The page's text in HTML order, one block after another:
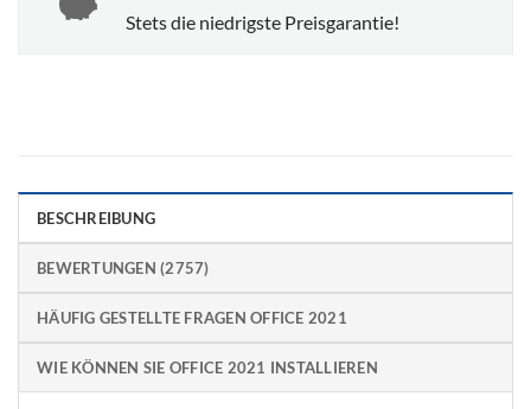
Stets die niedrigste Preisgarantie!
BESCHREIBUNG
BEWERTUNGEN (2757)
HÄUFIG GESTELLTE FRAGEN OFFICE 2021
WIE KÖNNEN SIE OFFICE 2021 INSTALLIEREN